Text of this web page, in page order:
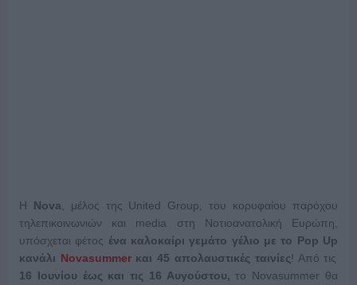
Η Nova , μέλος της United Group, του κορυφαίου παρόχου
τηλεπικοινωνιών και media στη Νοτιοανατολική Ευρώπη,
υπόσχεται φέτος ένα καλοκαίρι γεμάτο γέλιο με το Pop Up
κανάλι Novasummerκαι 45 απολαυστικές ταινίες! Από τις
16 Ιουνίου έως και τις 16 Αυγούστου, το Novasummer θα